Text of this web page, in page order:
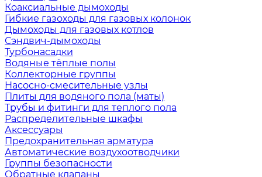
Коаксиальные дымоходы
Гибкие газоходы для газовых колонок
Дымоходы для газовых котлов
Сэндвич-дымоходы
Турбонасадки
Водяные тёплые полы
Коллекторные группы
Насосно-смесительные узлы
Плиты для водяного пола (маты)
Трубы и фитинги для теплого пола
Распределительные шкафы
Аксессуары
Предохранительная арматура
Автоматические воздухоотводчики
Группы безопасности
Обратные клапаны